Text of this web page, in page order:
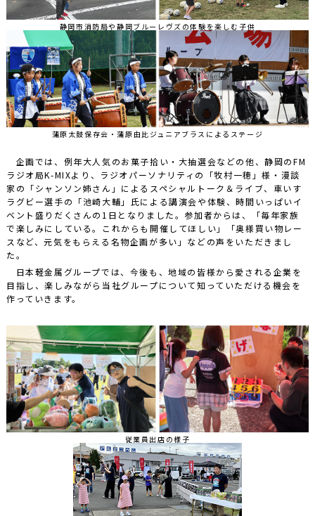
静岡市消防局や静岡ブルーレヴズの体験を楽しむ子供
蒲原太鼓保存会・蒲原由比ジュニアブラスによるステージ
企画では、例年大人気のお菓子拾い・大抽選会などの他、静岡のFM
ラジオ局K-MIXより、ラジオパーソナリティの「牧村一穂」様・漫談
家の「シャンソン姉さん」によるスペシャルトーク＆ライブ、車いす
ラグビー選手の「池崎大輔」氏による講演会や体験、時間いっぱいイ
ベント盛りだくさんの1日となりました。参加者からは、「毎年家族
で楽しみにしている。これからも開催してほしい」「奥様買い物レー
スなど、元気をもらえる名物企画が多い」などの声をいただきまし
た。
日本軽金属グループでは、今後も、地域の皆様から愛される企業を
目指し、楽しみながら当社グループについて知っていただける機会を
作っていきます。
従業員出店の様子